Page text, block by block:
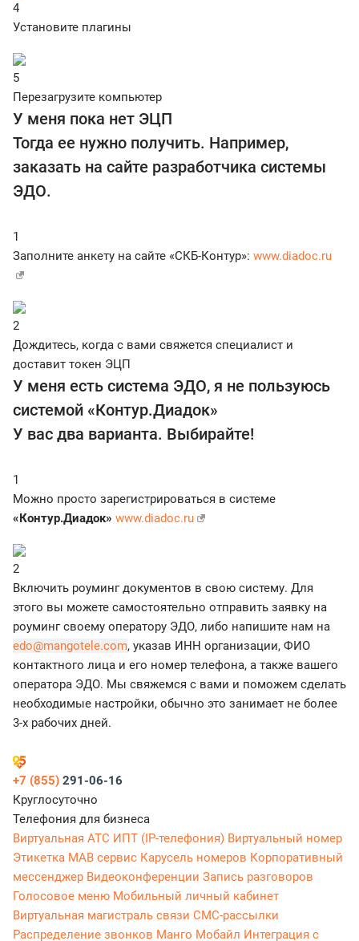
4
Установите плагины
5
Перезагрузите компьютер
У меня пока нет ЭЦП
Тогда ее нужно получить. Например,
заказать на сайте разработчика системы
ЭДО.
1
Заполните анкету на сайте «СКБ-Контур»: www.diadoc.ru
2
Дождитесь, когда с вами свяжется специалист и
доставит токен ЭЦП
У меня есть система ЭДО, я не пользуюсь
системой «Контур.Диадок»
У вас два варианта. Выбирайте!
1
Можно просто зарегистрироваться в системе
«Контур.Диадок» www.diadoc.ru
2
Включить роуминг документов в свою систему. Для
этого вы можете самостоятельно отправить заявку на
роуминг своему оператору ЭДО, либо напишите нам на
edo@mangotele.com, указав ИНН организации, ФИО
контактного лица и его номер телефона, а также вашего
оператора ЭДО. Мы свяжемся с вами и поможем сделать
необходимые настройки, обычно это занимает не более
3-х рабочих дней.
+7 (855) 291-06-16
Круглосуточно
Телефония для бизнеса
Виртуальная АТС ИПТ (IP-телефония) Виртуальный номер
Этикетка МАВ сервис Карусель номеров Корпоративный
мессенджер Видеоконференции Запись разговоров
Голосовое меню Мобильный личный кабинет
Виртуальная магистраль связи СМС-рассылки
Распределение звонков Манго Мобайл Интеграция с